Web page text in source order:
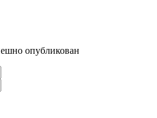
опубликован